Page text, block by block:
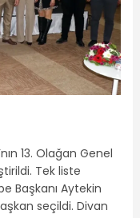
13. Olağan Genel
Tek liste
Başkanı Aytekin
seçildi. Divan